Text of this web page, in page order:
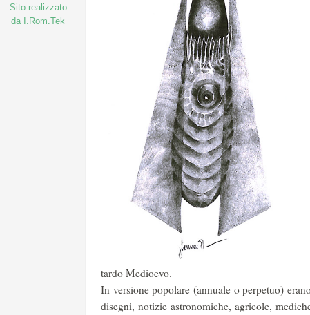
tardo Me­dioevo.
In versione popolare (annuale o perpetuo)
disegni, notizie astronomiche, agricole,
Sito realizzato
da I.Rom.Tek